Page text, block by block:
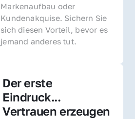
Markenaufbau oder
Kundenakquise. Sichern Sie
sich diesen Vorteil, bevor es
jemand anderes tut.
Der erste
Eindruck...
Vertrauen erzeugen